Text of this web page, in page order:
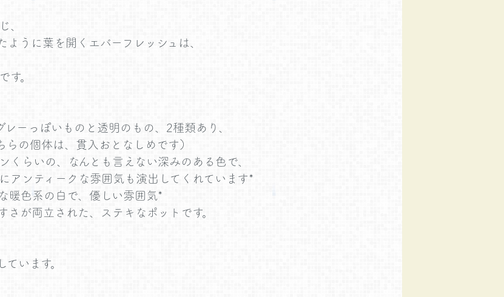
うに葉を開くエバーフレッシュは、
。
ーっぽいものと透明のもの、2種類あり、
の個体は、貫入おとなしめです）
らいの、なんとも言えない深みのある色で、
アンティークな雰囲気も演出してくれています*
暖色系の白で、優しい雰囲気*
が両立された、ステキなポットです。
います。